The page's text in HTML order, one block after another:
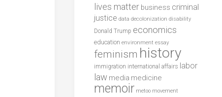
lives matter business criminal
justice data decolonization disability
Donald Trump economics
education environment essay
feminism history
immigration international affairs labor
law media medicine
memoir metoo movement